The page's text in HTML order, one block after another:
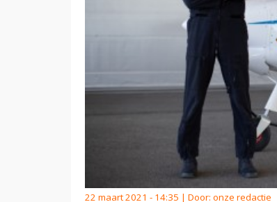
22 maart 2021 - 14:35 | Door: onze redactie